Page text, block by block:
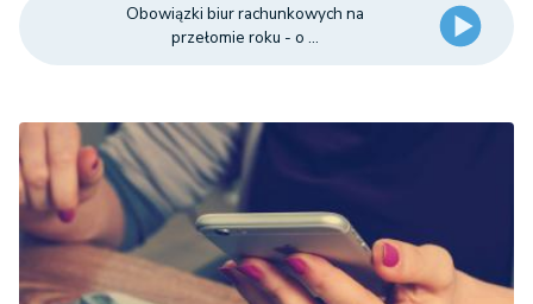
Obowiązki biur rachunkowych na
przełomie roku - o ...